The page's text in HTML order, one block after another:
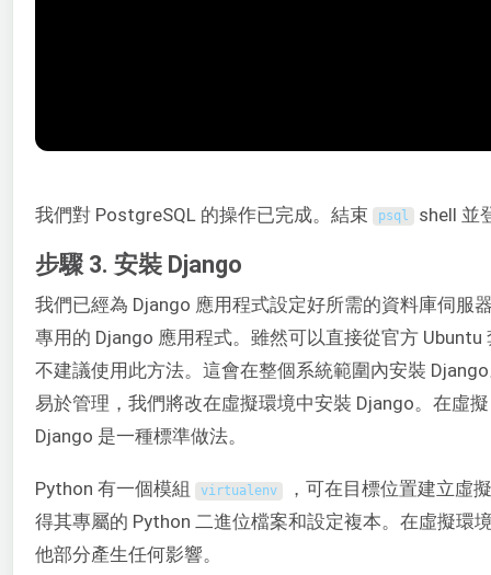
我們對 PostgreSQL 的操作已完成。結束 psql shell 並
步驟 3. 安裝 Django
我們已經為 Django 應用程式設定好所需的資料庫伺服
專用的 Django 應用程式。雖然可以直接從官方
不建議使用此方法。這會在整個系統範圍內安裝
易於管理，我們將改在虛擬環境中安裝 Django。在虛
Django 是一種標準做法。
Python 有一個模組 virtualenv ，可在目標位置建立虛
得其專屬的 Python 二進位檔案和設定複本。在虛擬環
他部分產生任何影響。